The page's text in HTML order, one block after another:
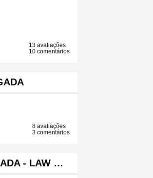
13 avaliações
10 comentários
8 avaliações
3 comentários
- LAW …